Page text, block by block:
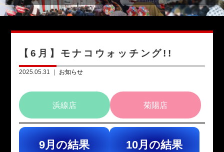
【6月】モナコウォッチング!!
2025.05.31 ｜ お知らせ
浜線店 菊陽店
9月の結果 10月の結果